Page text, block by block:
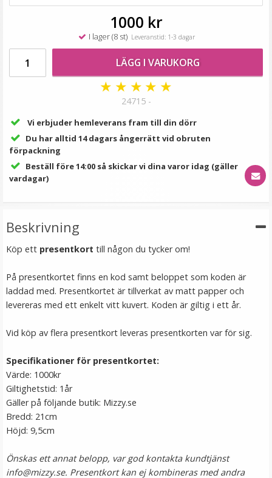
149 kr
LÄGG I VARUKORG
Löslugg clip-on syntetiskt löshår - Snedlugg
79 kr
VÄLJ
1000 kr
I lager (8 st) Leveranstid: 1-3 dagar
LÄGG I VARUKORG
★ ★ ★ ★ ★
24715 -
Vi erbjuder hemleverans fram till din dörr
Du har alltid 14 dagars ångerrätt vid obruten
förpackning
Beställ före 14:00 så skickar vi dina varor idag (gäller
vardagar)
Beskrivning
Köp ett presentkort till någon du tycker om!
På presentkortet finns en kod samt beloppet som koden är
laddad med. Presentkortet är tillverkat av matt papper och
levereras med ett enkelt vitt kuvert. Koden är giltig i ett år.
Vid köp av flera presentkort leveras presentkorten var för sig.
Specifikationer för presentkortet:
Värde: 1000kr
Giltighetstid: 1år
Gäller på följande butik: Mizzy.se
Bredd: 21cm
Höjd: 9,5cm
Önskas ett annat belopp, var god kontakta kundtjänst
info@mizzy.se. Presentkort kan ej kombineras med andra